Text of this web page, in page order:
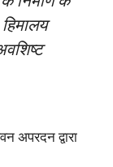
अपरदन द्वारा